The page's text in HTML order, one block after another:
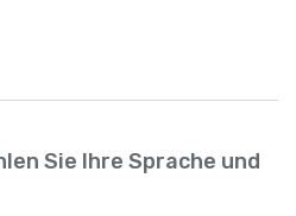
Sie Ihre Sprache und